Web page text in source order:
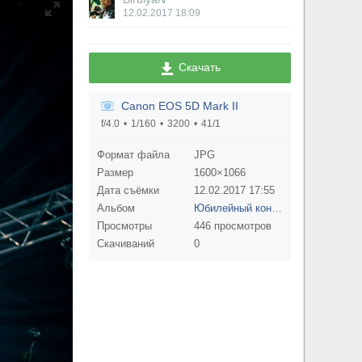
12.02.2017 18:09
Скачать
Canon EOS 5D Mark II
f/4.0 1/160 3200 41/1
Формат файла
JPG
Размер
1600×1066
Дата съёмки
12.02.2017 17:55
Альбом
Просмотры
446 просмотров
Скачиваний
0